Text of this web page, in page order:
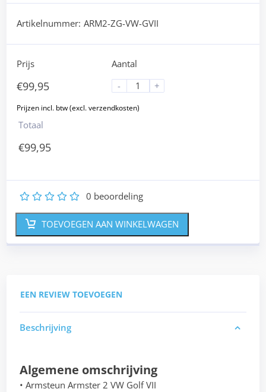
Artikelnummer: ARM2-ZG-VW-GVII
Prijs
€99,95
Aantal
-
+
Totaal
€99,95
5
4
3
2 0 beoordeling
TOEVOEGEN AAN WINKELWAGEN
EEN REVIEW TOEVOEGEN
Beschrijving
Algemene omschrijving
• Armsteun Armster 2 VW Golf VII